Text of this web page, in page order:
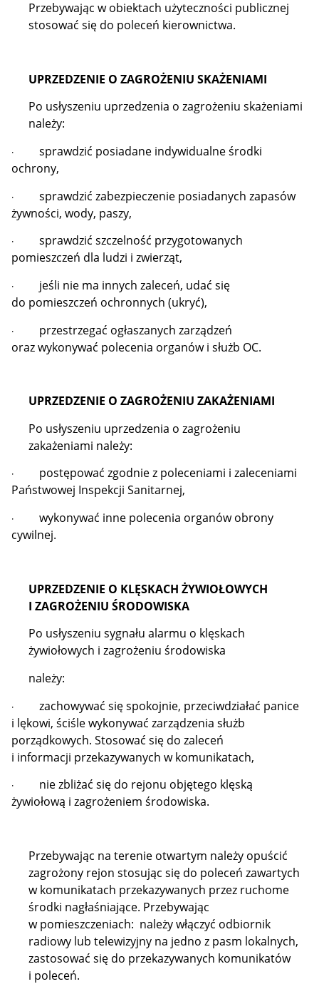
Przebywając w obiektach użyteczności publicznej
stosować się do poleceń kierownictwa.
UPRZEDZENIE O ZAGROŻENIU SKAŻENIAMI
Po usłyszeniu uprzedzenia o zagrożeniu skażeniami
należy:
·
sprawdzić posiadane indywidualne środki
ochrony,
·
sprawdzić zabezpieczenie posiadanych zapasów
żywności, wody, paszy,
·
sprawdzić szczelność przygotowanych
pomieszczeń dla ludzi i zwierząt,
·
jeśli nie ma innych zaleceń, udać się
do pomieszczeń ochronnych (ukryć),
·
przestrzegać ogłaszanych zarządzeń
oraz wykonywać polecenia organów i służb OC.
UPRZEDZENIE O ZAGROŻENIU ZAKAŻENIAMI
Po usłyszeniu uprzedzenia o zagrożeniu
zakażeniami należy:
·
postępować zgodnie z poleceniami i zaleceniami
Państwowej Inspekcji Sanitarnej,
·
wykonywać inne polecenia organów obrony
cywilnej.
UPRZEDZENIE O KLĘSKACH ŻYWIOŁOWYCH
I ZAGROŻENIU ŚRODOWISKA
Po usłyszeniu sygnału alarmu o klęskach
żywiołowych i zagrożeniu środowiska
należy:
·
zachowywać się spokojnie, przeciwdziałać panice
i lękowi, ściśle wykonywać zarządzenia służb
porządkowych. Stosować się do zaleceń
i informacji przekazywanych w komunikatach,
·
nie zbliżać się do rejonu objętego klęską
żywiołową i zagrożeniem środowiska.
Przebywając na terenie otwartym należy opuścić
zagrożony rejon stosując się do poleceń zawartych
w komunikatach przekazywanych przez ruchome
środki nagłaśniające. Przebywając
w pomieszczeniach: należy włączyć odbiornik
radiowy lub telewizyjny na jedno z pasm lokalnych,
zastosować się do przekazywanych komunikatów
i poleceń.